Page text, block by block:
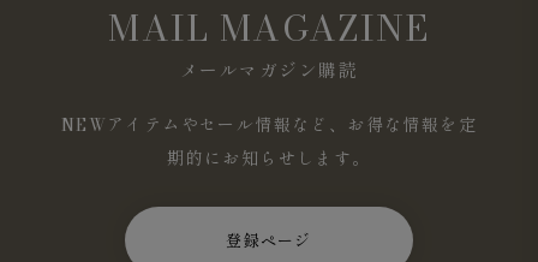
MAIL MAGAZINE
メールマガジン購読
NEWアイテムやセール情報など、お得な情報を定
期的にお知らせします。
登録ページ